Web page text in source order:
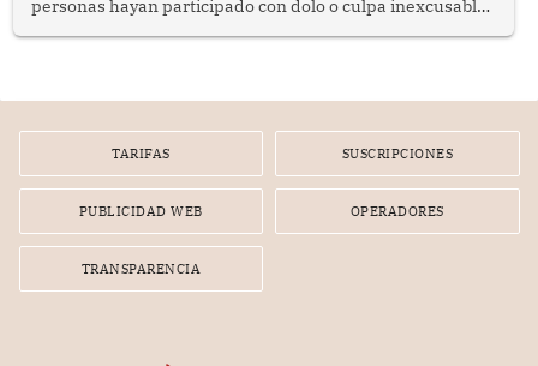
personas hayan participado con dolo o culpa inexcusable
por la frustrada realización de un meet and greet con
TARIFAS SUSCRIPCIONES
PUBLICIDAD WEB OPERADORES
TRANSPARENCIA